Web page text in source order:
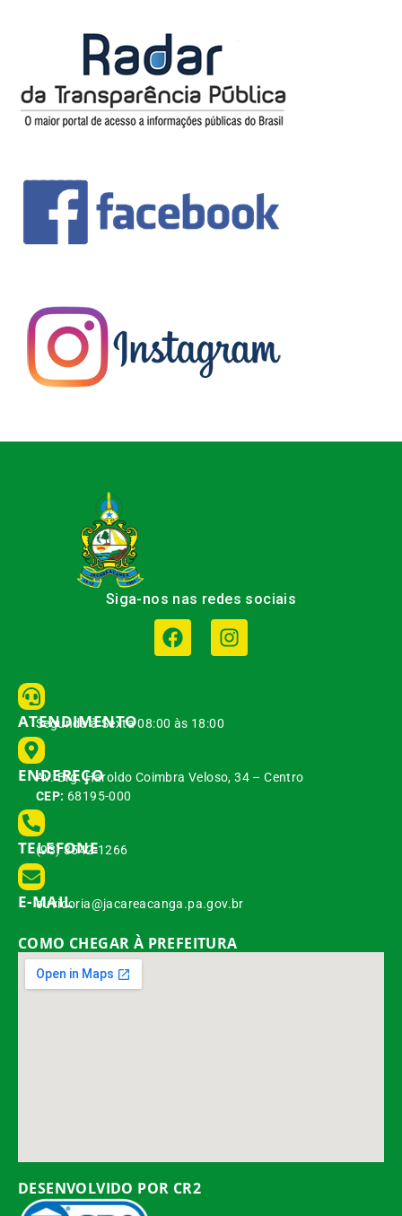
Siga-nos nas redes sociais
ATENDIMENTO
Segunda à Sexta 08:00 às 18:00
ENDEREÇO
Av. Brg. Haroldo Coimbra Veloso, 34 – Centro
CEP: 68195-000
TELEFONE
(93) 3542-1266
E-MAIL
ouvidoria@jacareacanga.pa.gov.br
COMO CHEGAR À PREFEITURA
DESENVOLVIDO POR CR2